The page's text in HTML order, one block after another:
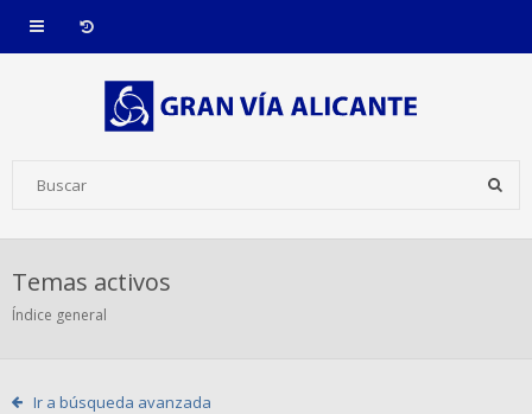
Temas activos
Índice general
Ir a búsqueda avanzada